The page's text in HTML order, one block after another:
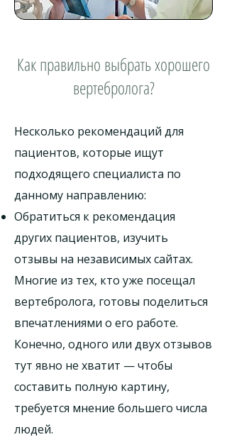
Как правильно выбрать хорошего
вертебролога?
Несколько рекомендаций для
пациентов, которые ищут
подходящего специалиста по
данному направлению:
Обратиться к рекомендация
других пациентов, изучить
отзывы на независимых сайтах.
Многие из тех, кто уже посещал
вертебролога, готовы поделиться
впечатлениями о его работе.
Конечно, одного или двух отзывов
тут явно не хватит — чтобы
составить полную картину,
требуется мнение большего числа
людей.